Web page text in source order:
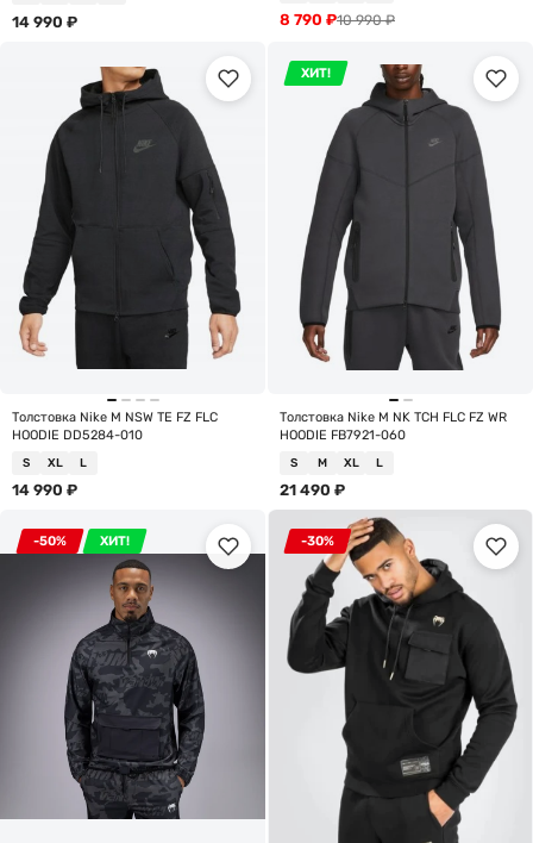
14 990 ₽ 10 990₽
8 790 ₽
Толстовка Nike M NSW TE FZ FLC
HOODIE DD5284-010
S XL L
14 990 ₽
ХИТ!
Толстовка Nike M NK TCH FLC FZ WR
HOODIE FB7921-060
S M XL L
21 490 ₽
-50% ХИТ! -30%